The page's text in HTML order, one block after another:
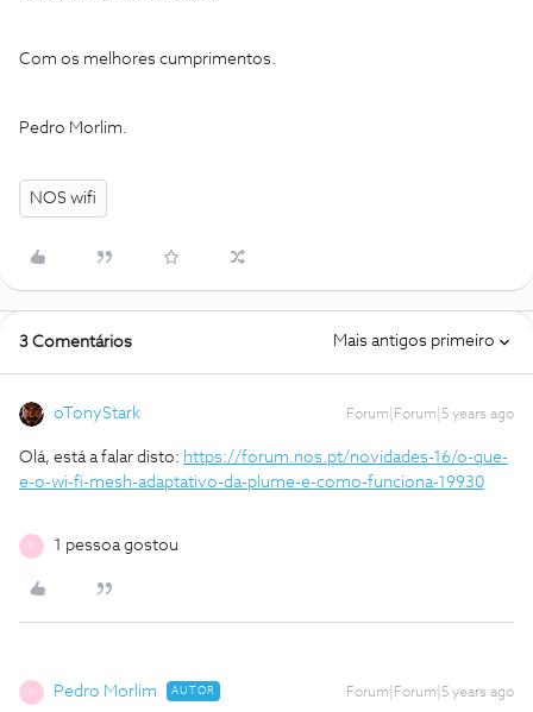
Com os melhores cumprimentos.
Pedro Morlim.
NOS wifi
3 Comentários Mais antigos primeiro
oTonyStark Forum|Forum|5 years ago
Olá, está a falar disto: https://forum.nos.pt/novidades-16/o-que-
e-o-wi-fi-mesh-adaptativo-da-plume-e-como-funciona-19930
1 pessoa gostou
Pedro Morlim AUTOR Forum|Forum|5 years ago